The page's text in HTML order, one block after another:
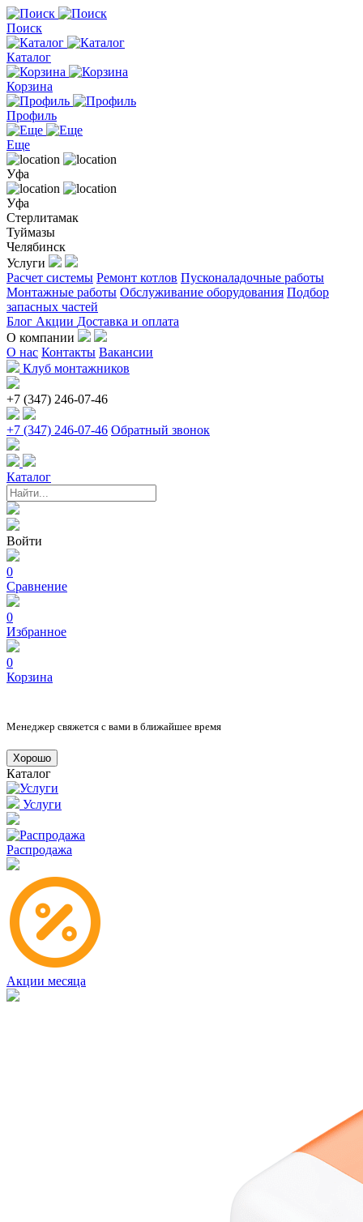
Поиск
Каталог
Корзина
Профиль
Еще
Уфа
Уфа
Стерлитамак
Туймазы
Челябинск
Услуги
Расчет системы Ремонт котлов Пусконаладочные работы
Монтажные работы Обслуживание оборудования Подбор
запасных частей
Блог Акции Доставка и оплата
О компании
О нас Контакты Вакансии
Клуб монтажников
+7 (347) 246-07-46
+7 (347) 246-07-46 Обратный звонок
Каталог
Войти
0
Сравнение
0
Избранное
0
Корзина
Менеджер свяжется с вами в ближайшее время
Хорошо
Каталог
Услуги
Распродажа
Акции месяца